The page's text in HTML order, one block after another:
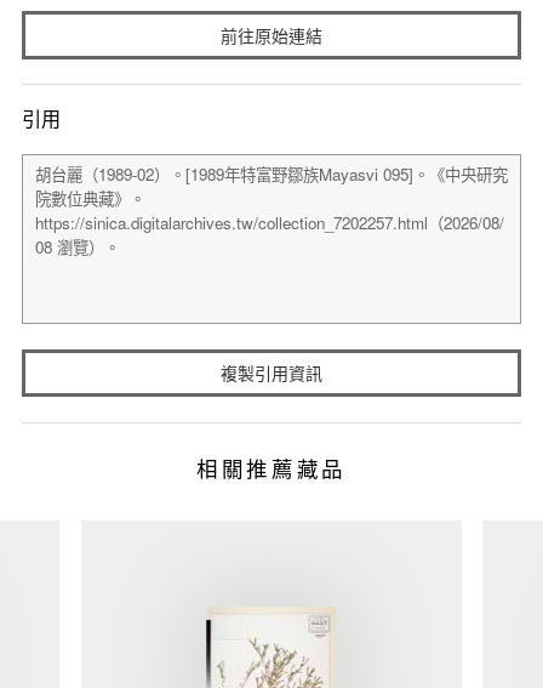
前往原始連結
引用
複製引用資訊
相關推薦藏品